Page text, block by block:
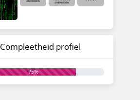
Compleetheid profiel
75%